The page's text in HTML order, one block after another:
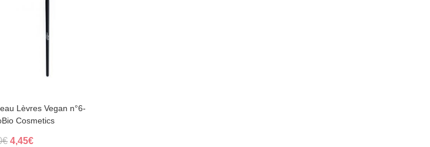
Lèvres Vegan n°6-
Cosmetics
€ Original
4,45€Current